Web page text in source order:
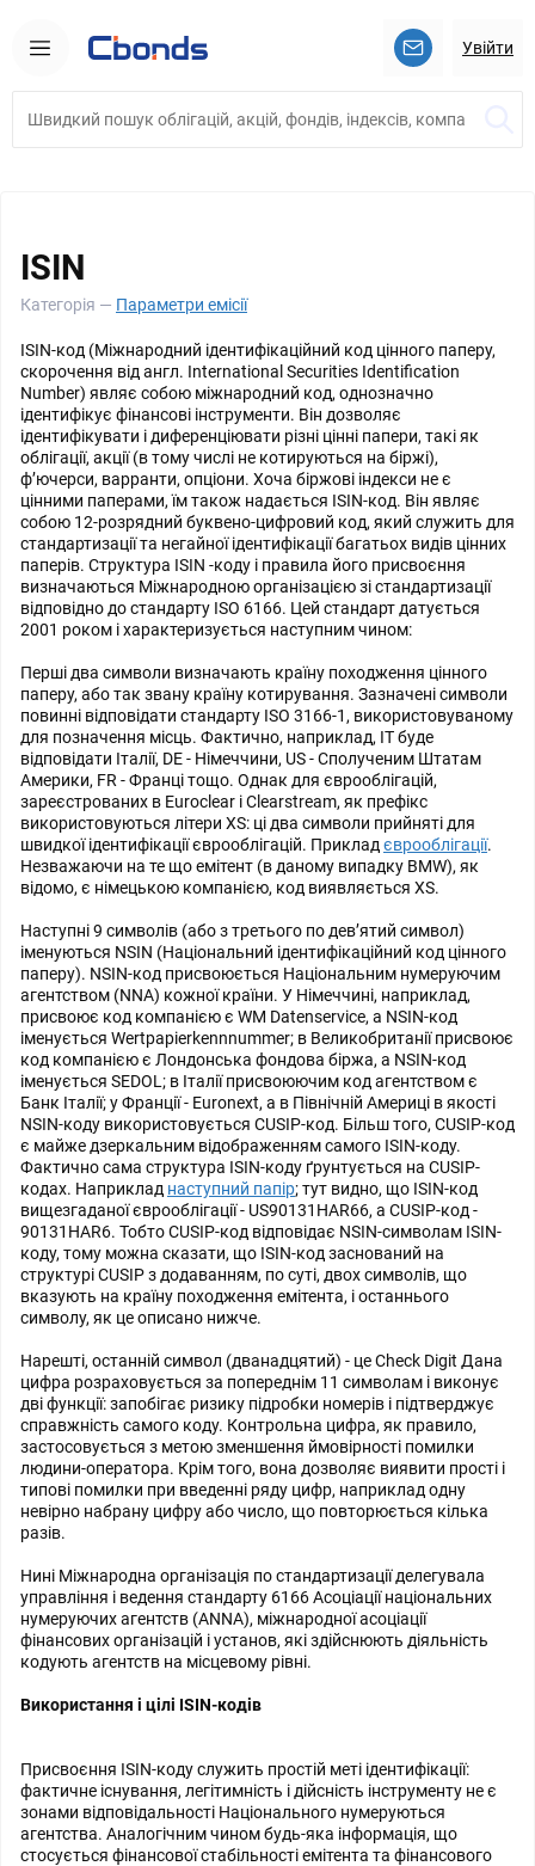
Увійти
ISIN
Категорія — Параметри емісії
ISIN-код (Міжнародний ідентифікаційний код цінного паперу,
скорочення від англ. International Securities Identification
Number) являє собою міжнародний код, однозначно
ідентифікує фінансові інструменти. Він дозволяє
ідентифікувати і диференціювати різні цінні папери, такі як
облігації, акції (в тому числі не котируються на біржі),
ф’ючерси, варранти, опціони. Хоча біржові індекси не є
цінними паперами, їм також надається ISIN-код. Він являє
собою 12-розрядний буквено-цифровий код, який служить для
стандартизації та негайної ідентифікації багатьох видів цінних
паперів. Структура ISIN -коду і правила його присвоєння
визначаються Міжнародною організацією зі стандартизації
відповідно до стандарту ISO 6166. Цей стандарт датується
2001 роком і характеризується наступним чином:
Перші два символи визначають країну походження цінного
паперу, або так звану країну котирування. Зазначені символи
повинні відповідати стандарту ISO 3166-1, використовуваному
для позначення місць. Фактично, наприклад, IT буде
відповідати Італії, DE - Німеччини, US - Сполученим Штатам
Америки, FR - Франці тощо. Однак для єврооблігацій,
зареєстрованих в Euroclear і Clearstream, як префікс
використовуються літери XS: ці два символи прийняті для
швидкої ідентифікації єврооблігацій. Приклад єврооблігації.
Незважаючи на те що емітент (в даному випадку BMW), як
відомо, є німецькою компанією, код виявляється XS.
Наступні 9 символів (або з третього по дев’ятий символ)
іменуються NSIN (Національний ідентифікаційний код цінного
паперу). NSIN-код присвоюється Національним нумеруючим
агентством (NNA) кожної країни. У Німеччині, наприклад,
присвоює код компанією є WM Datenservice, а NSIN-код
іменується Wertpapierkennnummer; в Великобританії присвоює
код компанією є Лондонська фондова біржа, а NSIN-код
іменується SEDOL; в Італії присвоюючим код агентством є
Банк Італії; у Франції - Euronext, а в Північній Америці в якості
NSIN-коду використовується CUSIP-код. Більш того, CUSIP-код
є майже дзеркальним відображенням самого ISIN-коду.
Фактично сама структура ISIN-коду ґрунтується на CUSIP-
кодах. Наприклад наступний папір; тут видно, що ISIN-код
вищезгаданої єврооблігації - US90131HAR66, а CUSIP-код -
90131HAR6. Тобто CUSIP-код відповідає NSIN-символам ISIN-
коду, тому можна сказати, що ISIN-код заснований на
структурі CUSIP з додаванням, по суті, двох символів, що
вказують на країну походження емітента, і останнього
символу, як це описано нижче.
Нарешті, останній символ (дванадцятий) - це Check Digit Дана
цифра розраховується за попереднім 11 символам і виконує
дві функції: запобігає ризику підробки номерів і підтверджує
справжність самого коду. Контрольна цифра, як правило,
застосовується з метою зменшення ймовірності помилки
людини-оператора. Крім того, вона дозволяє виявити прості і
типові помилки при введенні ряду цифр, наприклад одну
невірно набрану цифру або число, що повторюється кілька
разів.
Нині Міжнародна організація по стандартизації делегувала
управління і ведення стандарту 6166 Асоціації національних
нумеруючих агентств (ANNA), міжнародної асоціації
фінансових організацій і установ, які здійснюють діяльність
кодують агентств на місцевому рівні.
Використання і цілі ISIN-кодів
Присвоєння ISIN-коду служить простій меті ідентифікації:
фактичне існування, легітимність і дійсність інструменту не є
зонами відповідальності Національного нумеруються
агентства. Аналогічним чином будь-яка інформація, що
стосується фінансової стабільності емітента та фінансового